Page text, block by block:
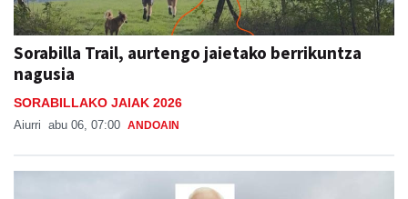
Sorabilla Trail, aurtengo jaietako berrikuntza
nagusia
SORABILLAKO JAIAK 2026
Aiurri abu 06, 07:00 ANDOAIN